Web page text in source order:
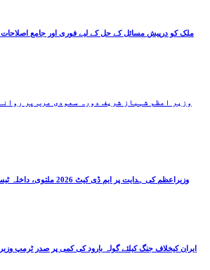
ملک کو درپیش مسائل کے حل کے لیے فوری اور جامع اصلاحات
وزیر اعظم شہباز شریف دورہ سعودی عرب پر
وزیراعظم کی ہدایت پر ایم ڈی کیٹ 2026 ملتوی، داخلہ ٹیسٹ کب ہوگا؟ تاریخ سامنے آگئی
ایران کیخلاف جنگ کیلئے گولہ بارود کی کمی پر صدر ٹرمپ